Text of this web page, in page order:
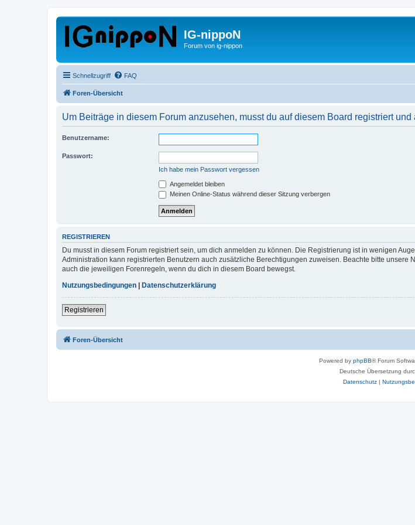
IG-nippoN
Forum von ig-nippon
Schnellzugriff FAQ
Foren-Übersicht
Um Beiträge in diesem Forum anzusehen, musst du auf diesem Board registriert und
Benutzername:
Passwort:
Ich habe mein Passwort vergessen
Angemeldet bleiben
Meinen Online-Status während dieser Sitzung verbergen
REGISTRIEREN
Du musst in diesem Forum registriert sein, um dich anmelden zu können. Die Registrierung ist in wenigen
Administration kann registrierten Benutzern auch zusätzliche Berechtigungen zuweisen. Beachte bitte
auch die jeweiligen Forenregeln, wenn du dich in diesem Board bewegst.
Nutzungsbedingungen
Datenschutzerklärung
Registrieren
Foren-Übersicht
Powered by phpBB® Forum
Deutsche Übersetzung
Datenschutz|